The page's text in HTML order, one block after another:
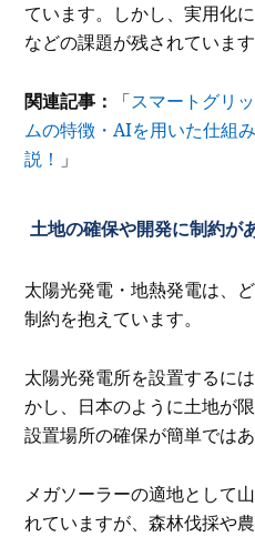
ています。しかし、実用化
などの課題が残されています
関連記事： 「スマートグリ
ムの特徴・AIを用いた仕組
説！ 」
土地の確保や開発に制約が
太陽光発電・地熱発電は、
制約を抱えています。
太陽光発電所を設置するには
かし、日本のように土地が
設置場所の確保が簡単ではあ
メガソーラーの適地として
れていますが、森林伐採や